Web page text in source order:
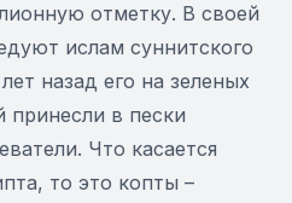
отметку. В своей
ислам суннитского
назад его на зеленых
принесли в пески
Что касается
то это копты –